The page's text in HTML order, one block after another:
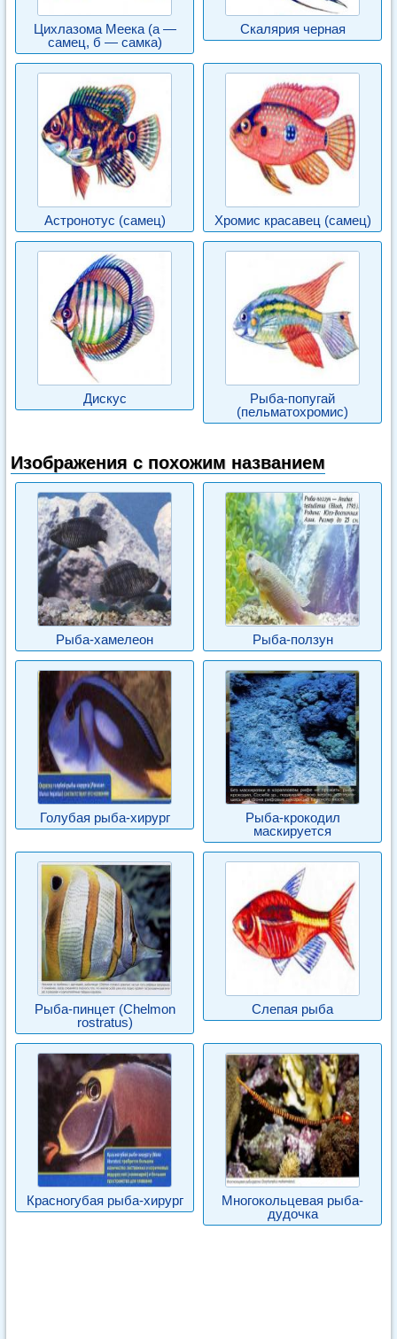
Цихлазома Меека (а —
самец, б — самка)
Скалярия черная
Астронотус (самец) Хромис красавец (самец)
Дискус
Рыба-попугай
(пельматохромис)
Изображения с похожим названием
Рыба-хамелеон Рыба-ползун
Голубая рыба-хирург
Рыба-крокодил
маскируется
Рыба-пинцет (Chelmon
rostratus)
Слепая рыба
Красногубая рыба-хирург
Многокольцевая рыба-
дудочка